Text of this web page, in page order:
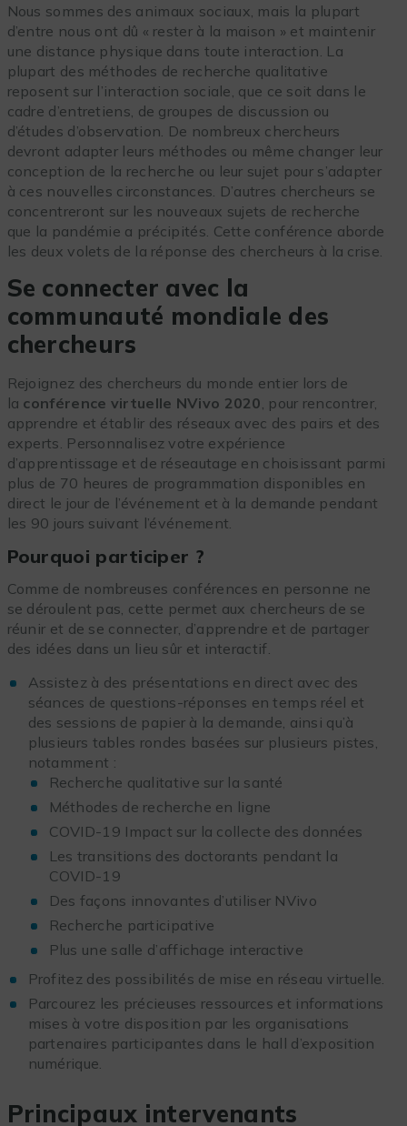
Nous sommes des animaux sociaux, mais la plupart
d’entre nous ont dû « rester à la maison » et maintenir
une distance physique dans toute interaction. La
plupart des méthodes de recherche qualitative
reposent sur l’interaction sociale, que ce soit dans le
cadre d’entretiens, de groupes de discussion ou
d’études d’observation. De nombreux chercheurs
devront adapter leurs méthodes ou même changer leur
conception de la recherche ou leur sujet pour s’adapter
à ces nouvelles circonstances. D’autres chercheurs se
concentreront sur les nouveaux sujets de recherche
que la pandémie a précipités. Cette conférence aborde
les deux volets de la réponse des chercheurs à la crise.
Se connecter avec la
communauté mondiale des
chercheurs
Rejoignez des chercheurs du monde entier lors de
la conférence virtuelle NVivo 2020 , pour rencontrer,
apprendre et établir des réseaux avec des pairs et des
experts. Personnalisez votre expérience
d’apprentissage et de réseautage en choisissant parmi
plus de 70 heures de programmation disponibles en
direct le jour de l’événement et à la demande pendant
les 90 jours suivant l’événement.
Pourquoi participer ?
Comme de nombreuses conférences en personne ne
se déroulent pas, cette permet aux chercheurs de se
réunir et de se connecter, d’apprendre et de partager
des idées dans un lieu sûr et interactif.
Assistez à des présentations en direct avec des
séances de questions-réponses en temps réel et
des sessions de papier à la demande, ainsi qu’à
plusieurs tables rondes basées sur plusieurs pistes,
notamment :
Recherche qualitative sur la santé
Méthodes de recherche en ligne
COVID-19 Impact sur la collecte des données
Les transitions des doctorants pendant la
COVID-19
Des façons innovantes d’utiliser NVivo
Recherche participative
Plus une salle d’affichage interactive
Profitez des possibilités de mise en réseau virtuelle.
Parcourez les précieuses ressources et informations
mises à votre disposition par les organisations
partenaires participantes dans le hall d’exposition
numérique.
Principaux intervenants